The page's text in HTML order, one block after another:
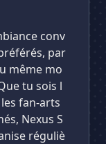
conv
par
même mo
tu sois l
les fan-arts
Nexus S
réguliè